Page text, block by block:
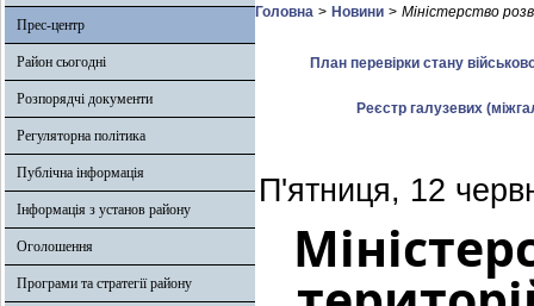
Прес-центр
Район сьогодні
Розпорядчі документи
Регуляторна політика
Публічна інформація
Інформація з установ району
Оголошення
Програми та стратегії району
Головна > Новини > Міністерство
План перевірки стану
Реєстр галузевих
П'ятниця, 12